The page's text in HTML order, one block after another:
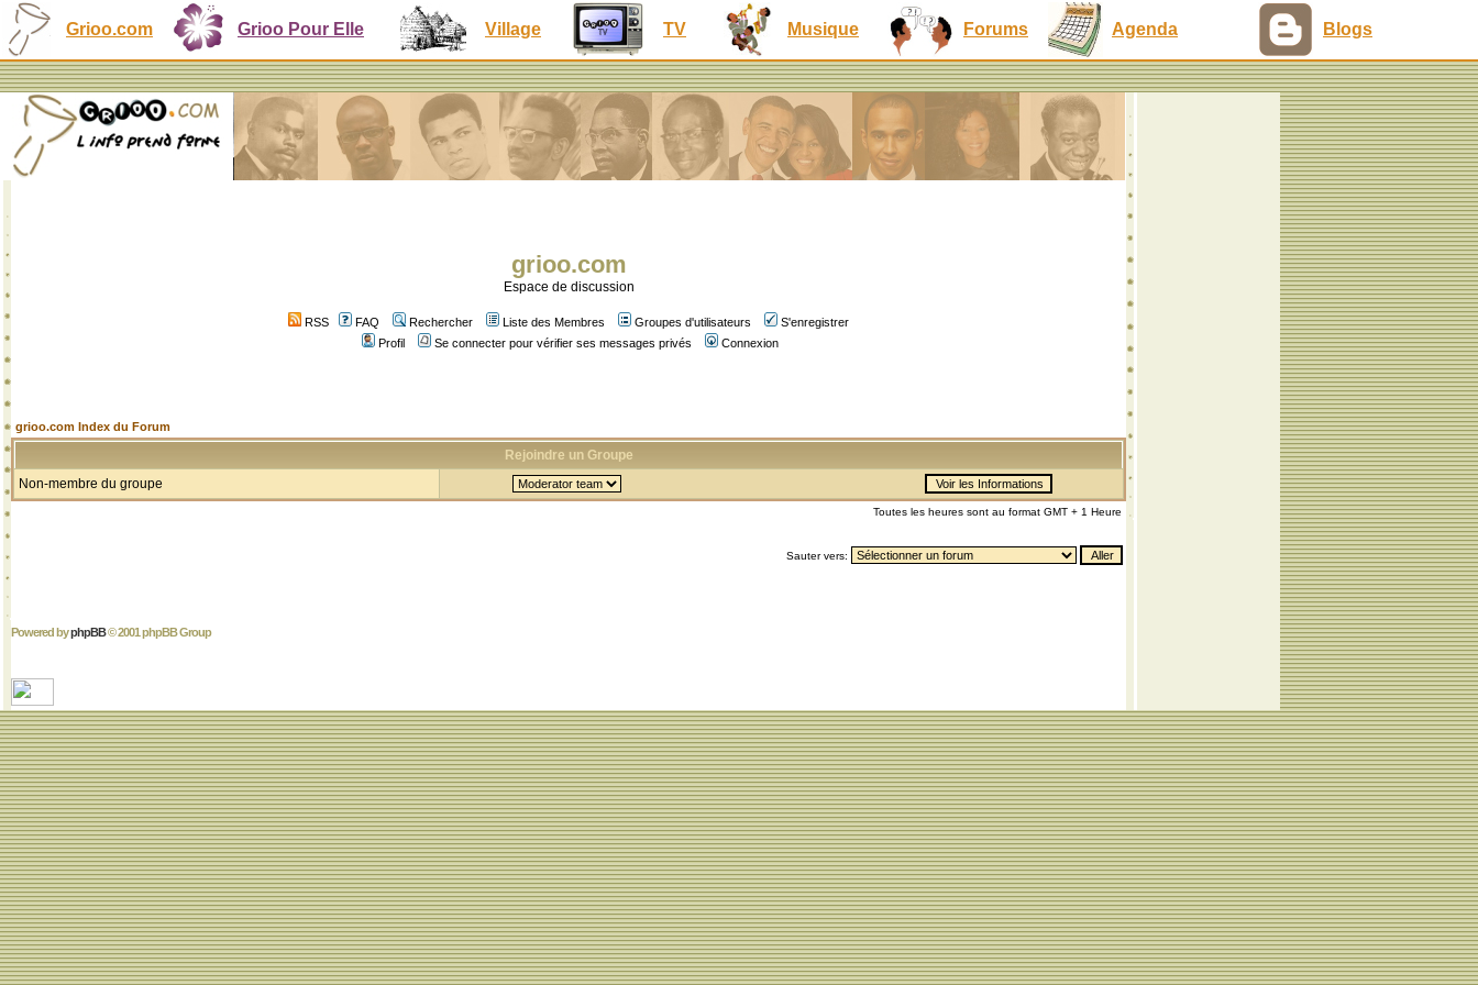
Grioo.com Grioo Pour Elle Village TV Musique Forums Agenda Blogs
grioo.com
Espace de discussion
RSS FAQ Rechercher Liste des Membres Groupes d'utilisateurs
S'enregistrer
Profil
Se connecter pour vérifier ses messages privés Connexion
grioo.com Index du Forum
Rejoindre un Groupe
Non-membre du groupe
Toutes les heures sont au format GMT + 1 Heure
Sauter vers:
Powered byphpBB© 2001 phpBB Group